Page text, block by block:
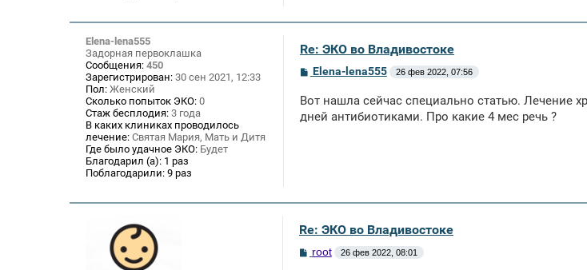
Elena-lena555
Задорная первоклашка
Сообщения: 450
Зарегистрирован: 30 сен 2021, 12:33
Пол: Женский
Сколько попыток ЭКО: 0
Стаж бесплодия: 3 года
В каких клиниках проводилось
лечение: Святая Мария, Мать и Дитя
Где было удачное ЭКО: Будет
Благодарил (а): 1 раз
Поблагодарили: 9 раз
Re: ЭКО во Владивостоке
С
б
щ
Elena-lena555 26 фев 2022, 07:56
Вот нашла сейчас специально статью. Лечение
дней антибиотиками. Про какие 4 мес речь ?
Re: ЭКО во Владивостоке
Сroot 26 фев 2022, 08:01